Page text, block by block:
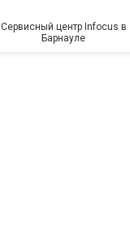
Сервисный центр Infocus в
Барнауле